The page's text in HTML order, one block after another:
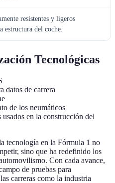
resistentes y ligeros
estructura del coche.
Tecnológicas
datos de carrera
de los neumáticos
en la construcción del
tecnología en la Fórmula 1 no
sino que ha redefinido los
Con cada avance,
de pruebas para
carreras como la industria